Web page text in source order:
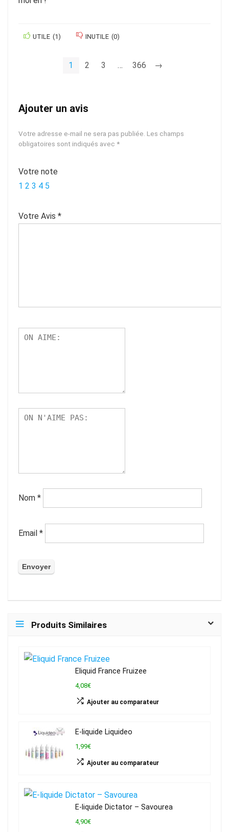
UTILE (1) INUTILE (0)
1 2 3 … 366 →
Ajouter un avis
Votre adresse e-mail ne sera pas publiée. Les champs
obligatoires sont indiqués avec *
Votre note
1 2 3 4 5
Votre Avis *
Nom *
Email *
Produits Similaires
Eliquid France Fruizee
4,08€
Ajouter au comparateur
E-liquide Liquideo
1,99€
Ajouter au comparateur
E-liquide Dictator – Savourea
4,90€